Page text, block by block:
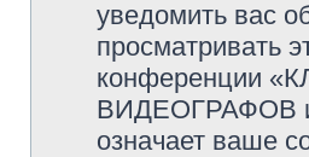
уведомить вас
просматривать
конференции
ВИДЕОГРАФОВ и
означает ваше